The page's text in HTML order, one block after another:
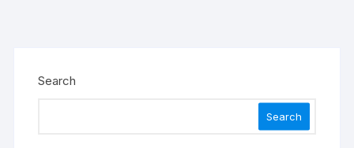
Search
Search